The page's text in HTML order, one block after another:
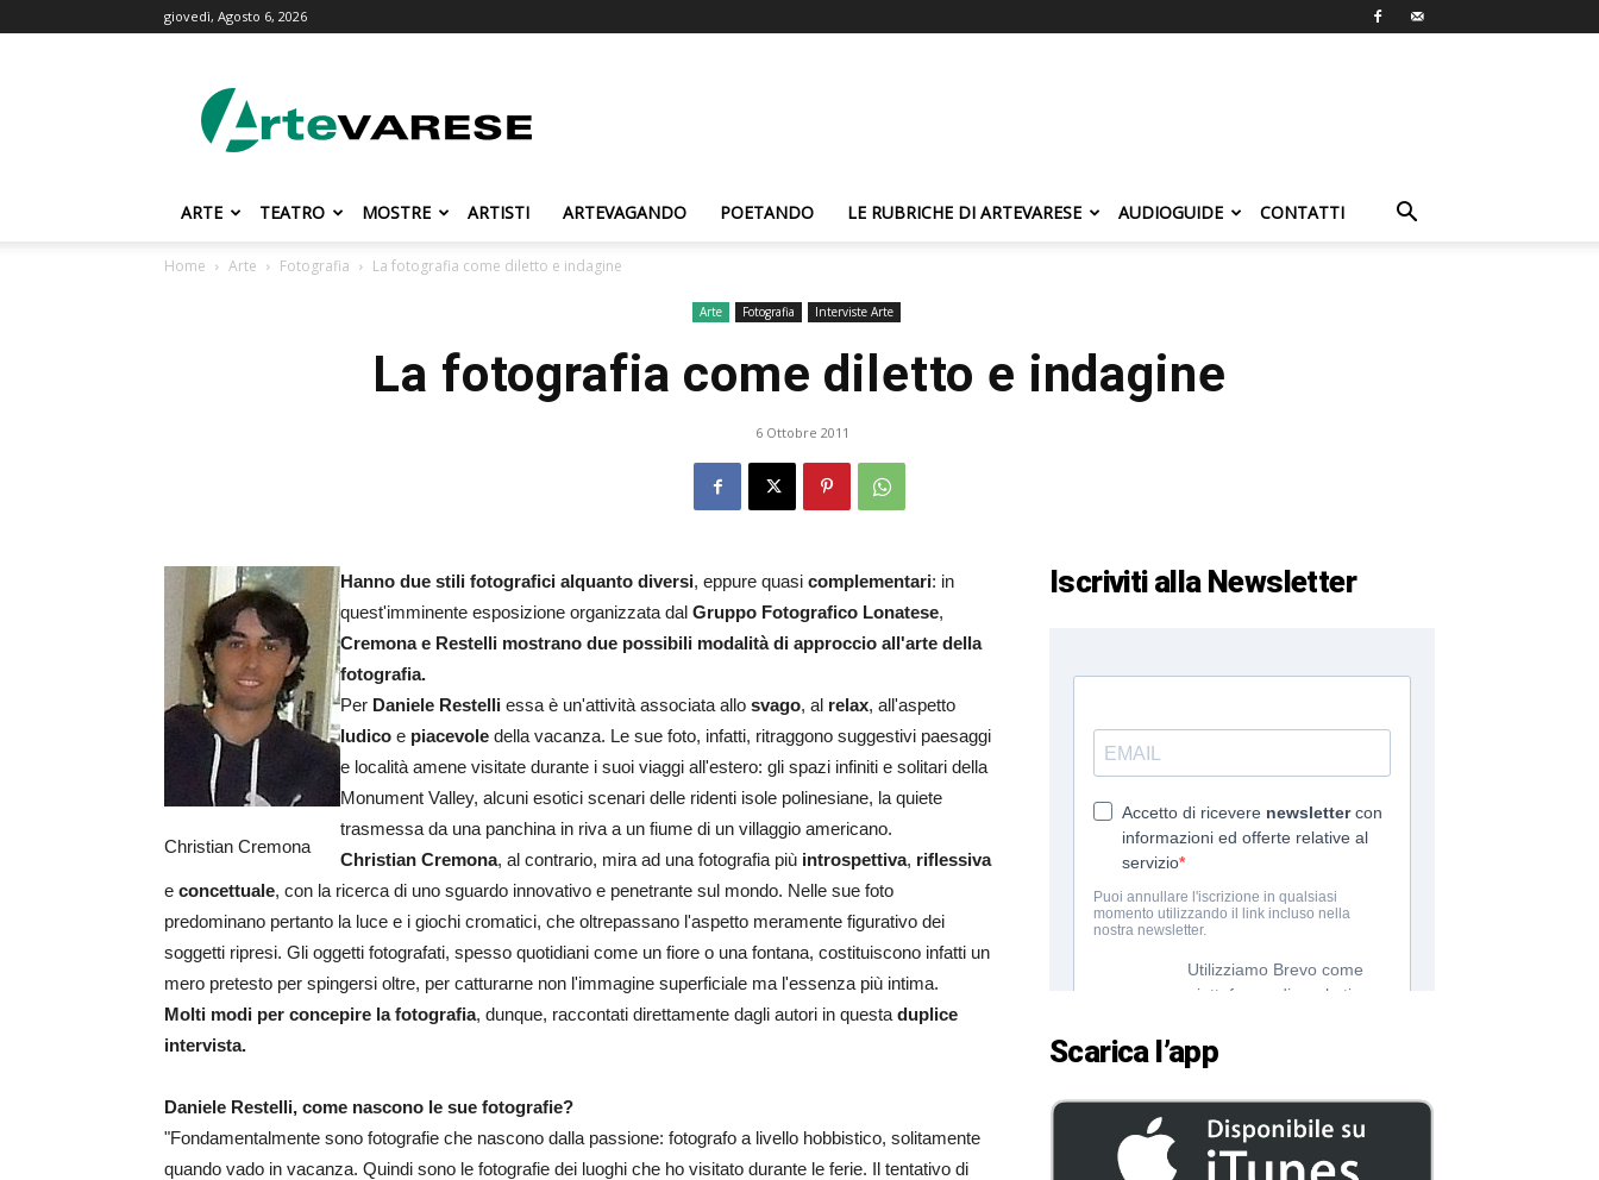
giovedì, Agosto 6, 2026
ARTE TEATRO MOSTRE ARTISTI ARTEVAGANDO POETANDO LE RUBRICHE DI ARTEVARESE AUDIOGUIDE CONTATTI
Home Arte Fotografia La fotografia come diletto e indagine
Arte Fotografia Interviste Arte
La fotografia come diletto e indagine
6 Ottobre 2011
Christian Cremona
Hanno due stili fotografici alquanto diversi, eppure quasi complementari: in
quest'imminente esposizione organizzata dal Gruppo Fotografico Lonatese,
Cremona e Restelli mostrano due possibili modalità di approccio all'arte della
fotografia.
Per Daniele Restelli essa è un'attività associata allo svago, al relax, all'aspetto
ludico e piacevole della vacanza. Le sue foto, infatti, ritraggono suggestivi paesaggi
e località amene visitate durante i suoi viaggi all'estero: gli spazi infiniti e solitari della
Monument Valley, alcuni esotici scenari delle ridenti isole polinesiane, la quiete
trasmessa da una panchina in riva a un fiume di un villaggio americano.
Christian Cremona, al contrario, mira ad una fotografia più introspettiva, riflessiva
e concettuale, con la ricerca di uno sguardo innovativo e penetrante sul mondo. Nelle sue foto
predominano pertanto la luce e i giochi cromatici, che oltrepassano l'aspetto meramente figurativo dei
soggetti ripresi. Gli oggetti fotografati, spesso quotidiani come un fiore o una fontana, costituiscono infatti un
mero pretesto per spingersi oltre, per catturarne non l'immagine superficiale ma l'essenza più intima.
Molti modi per concepire la fotografia, dunque, raccontati direttamente dagli autori in questa duplice
intervista.
Daniele Restelli, come nascono le sue fotografie?
"Fondamentalmente sono fotografie che nascono dalla passione: fotografo a livello hobbistico, solitamente
quando vado in vacanza. Quindi sono le fotografie dei luoghi che ho visitato durante le ferie. Il tentativo di
Iscriviti alla Newsletter
Scarica l’app